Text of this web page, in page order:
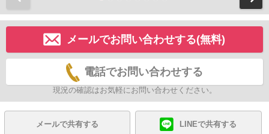
メールでお問い合わせする(無料)
電話でお問い合わせする
現況の確認はお気軽にお問い合わせください。
メールで共有する LINEで共有する